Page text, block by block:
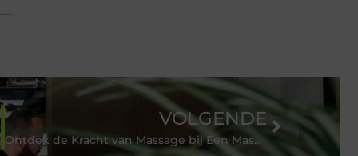
VOLGENDE
Ontdek de Kracht van Massage bij Een Massagesalon in IJmuiden